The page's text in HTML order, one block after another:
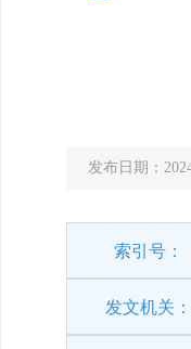
发布日期：
索引号：
发文机关：